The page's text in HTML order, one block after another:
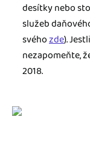
desítky nebo
služeb
svéhozde).
nezapomeňte,
2018.